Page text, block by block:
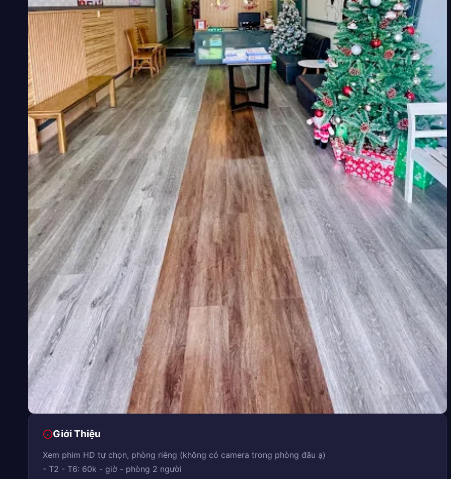
Giới Thiệu
Xem phim HD tự chọn, phòng riêng (không có camera trong phòng đâu ạ)
- T2 - T6: 60k - giờ - phòng 2 người